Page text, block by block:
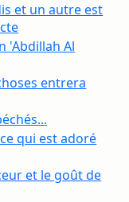
et un autre est
'Abdillah Al
entrera
qui est adoré
et le goût de